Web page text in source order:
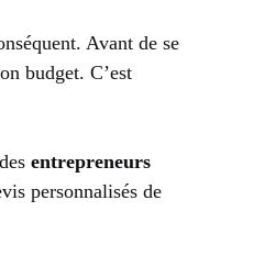
Avant de se
budget. C’est
entrepreneurs
personnalisés de